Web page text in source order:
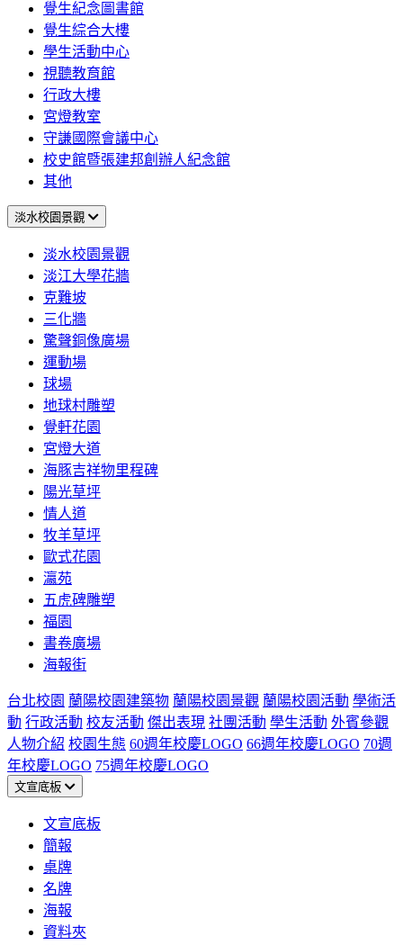
覺生紀念圖書館
覺生綜合大樓
學生活動中心
視聽教育館
行政大樓
宮燈教室
守謙國際會議中心
校史館暨張建邦創辦人紀念館
其他
淡水校園景觀
淡水校園景觀
淡江大學花牆
克難坡
三化牆
驚聲銅像廣場
運動場
球場
地球村雕塑
覺軒花園
宮燈大道
海豚吉祥物里程碑
陽光草坪
情人道
牧羊草坪
歐式花園
瀛苑
五虎碑雕塑
福園
書卷廣場
海報街
台北校園 蘭陽校園建築物 蘭陽校園景觀 蘭陽校園活動 學術活
動 行政活動 校友活動 傑出表現 社團活動 學生活動 外賓參觀
人物介紹 校園生態 60週年校慶LOGO 66週年校慶LOGO 70週
年校慶LOGO 75週年校慶LOGO
文宣底板
文宣底板
簡報
桌牌
名牌
海報
資料夾